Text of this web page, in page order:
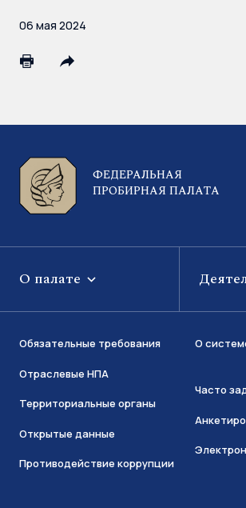
06 мая 2024
ФЕДЕРАЛЬНАЯ
ПРОБИРНАЯ ПАЛАТА
О палате
Обязательные требования
Отраслевые НПА
Территориальные органы
Открытые данные
Противодействие коррупции
О
Часто